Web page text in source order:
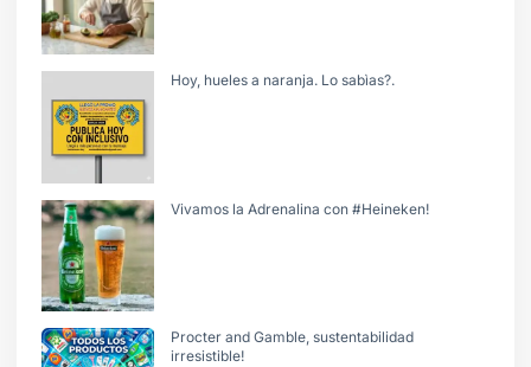
Hoy, hueles a naranja. Lo sabìas?.
Vivamos la Adrenalina con #Heineken!
Procter and Gamble, sustentabilidad
irresistible!